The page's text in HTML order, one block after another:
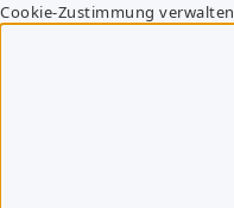
Cookie-Zustimmung verwalten